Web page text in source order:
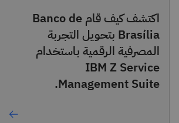
اكتشف كيف قام Banco de
Brasília بتحويل التجربة
المصرفية الرقمية باستخدام
IBM Z Service
Management Suite.